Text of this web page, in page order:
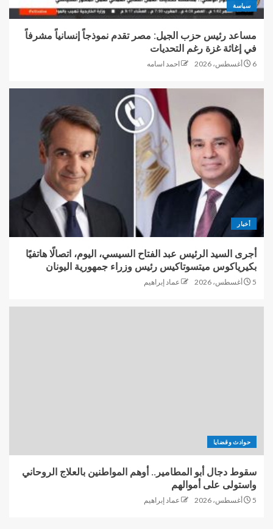
سياسة
مساعد رئيس حزب الجيل: مصر تقدم نموذجاً إنسانياً مشرفاً
في إغاثة غزة رغم التحديات
6 أغسطس، 2026 احمد اسامه
أخبار
أجرى السيد الرئيس عبد الفتاح السيسي، اليوم، اتصالًا هاتفيًا
بكيرياكوس ميتسوتاكيس رئيس وزراء جمهورية اليونان
5 أغسطس، 2026 عماد إبراهيم
حوادث وقضايا
سقوط دجال أبو المطامير.. أوهم المواطنين بالعلاج الروحاني
واستولى على أموالهم
5 أغسطس، 2026 عماد إبراهيم